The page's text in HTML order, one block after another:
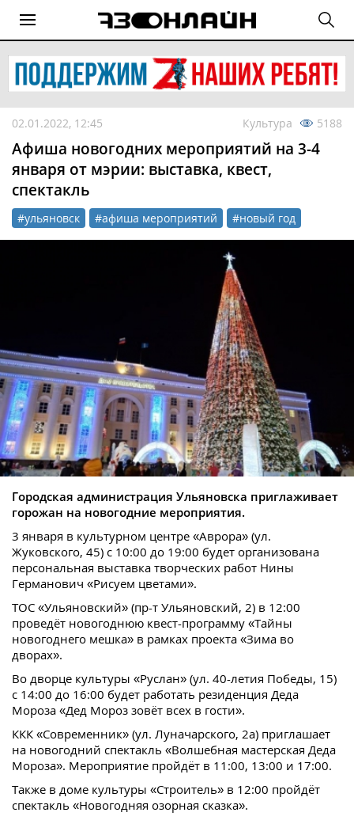
02.01.2022, 12:45 Культура 5188
Афиша новогодних мероприятий на 3-4
января от мэрии: выставка, квест,
спектакль
#ульяновск #афиша мероприятий #новый год
Городская администрация Ульяновска приглаживает
горожан на новогодние мероприятия.
3 января в культурном центре «Аврора» (ул.
Жуковского, 45) с 10:00 до 19:00 будет организована
персональная выставка творческих работ Нины
Германович «Рисуем цветами».
ТОС «Ульяновский» (пр-т Ульяновский, 2) в 12:00
проведёт новогоднюю квест-программу «Тайны
новогоднего мешка» в рамках проекта «Зима во
дворах».
Во дворце культуры «Руслан» (ул. 40-летия Победы, 15)
с 14:00 до 16:00 будет работать резиденция Деда
Мороза «Дед Мороз зовёт всех в гости».
ККК «Современник» (ул. Луначарского, 2а) приглашает
на новогодний спектакль «Волшебная мастерская Деда
Мороза». Мероприятие пройдёт в 11:00, 13:00 и 17:00.
Также в доме культуры «Строитель» в 12:00 пройдёт
спектакль «Новогодняя озорная сказка».